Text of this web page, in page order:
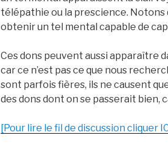
télépathie ou la prescience.
obtenir un tel mental capable de
Ces dons peuvent aussi apparaître
car ce n’est pas ce que nous
sont parfois fières, ils ne causent
des dons dont on se passerait bien,
[Pour lire le fil de discussion cliquer